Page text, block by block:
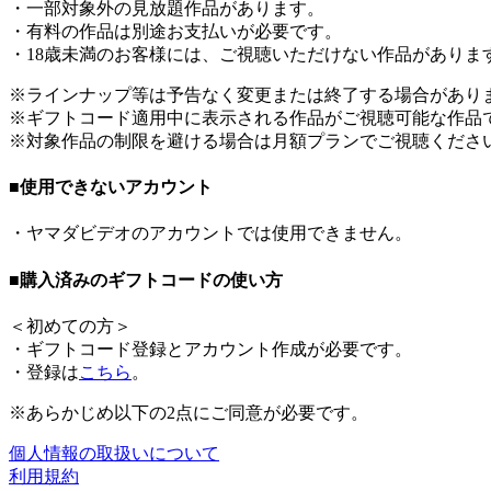
・一部対象外の見放題作品があります。
・有料の作品は別途お支払いが必要です。
・18歳未満のお客様には、ご視聴いただけない作品がありま
※ラインナップ等は予告なく変更または終了する場合があり
※ギフトコード適用中に表示される作品がご視聴可能な作品
※対象作品の制限を避ける場合は月額プランでご視聴くださ
■使用できないアカウント
・ヤマダビデオのアカウントでは使用できません。
■購入済みのギフトコードの使い方
＜ 初めての方 ＞
・ギフトコード登録とアカウント作成が必要です。
・登録はこちら 。
※あらかじめ以下の2点にご同意が必要です。
個人情報の取扱いについて
利用規約